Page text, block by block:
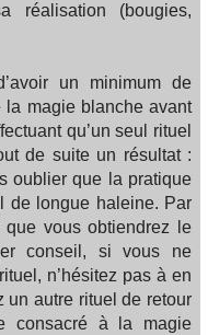
réalisation (bougies,
un minimum de
magie blanche avant
qu’un seul rituel
de suite un résultat :
oublier que la pratique
de longue haleine. Par
que vous obtiendrez le
conseil, si vous ne
n’hésitez pas à en
un autre rituel de retour
consacré à la magie